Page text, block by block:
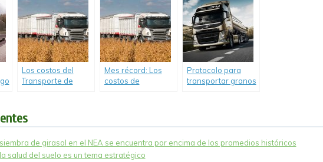
transcurso de 2021
y ya superan el
incremento de todo
el 2020 (35%).
trimestre de 2021.
cerrar el año 2020
con un incremento
del 35%.
Los costos del
Transporte de
Mes récord: Los
costos de
Protocolo para
transportar granos
de girasol en el NEA se encuentra por encima de los promedios históricos
salud del suelo es un tema estratégico